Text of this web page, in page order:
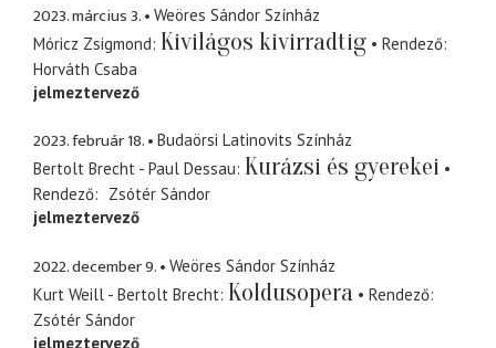
2023. március 3.
Weöres Sándor Színház
Móricz Zsigmond Kivilágos kivirradtig
Rendező
Horváth Csaba
jelmeztervező
2023. február 18.
Budaörsi Latinovits Színház
Bertolt Brecht - Paul Dessau Kurázsi és gyerekei
Rendező
Zsótér Sándor
jelmeztervező
2022. december 9.
Weöres Sándor Színház
Kurt Weill - Bertolt Brecht Koldusopera
Rendező
Zsótér Sándor
jelmeztervező